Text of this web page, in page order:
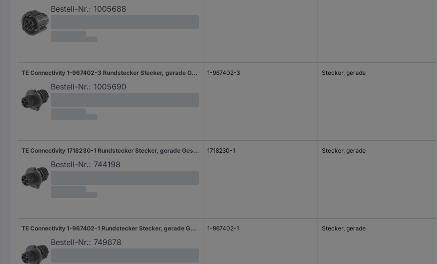
Bestell-Nr.: 1005688
TE Connectivity 1-967402-3 Rundstecker Stecker, gerade Gesamtpolzahl: 2 Serie (Rundsteckverbinder): DIN 72585 1 St.
Bestell-Nr.: 1005690
1-967402-3 Stecker, gerade
TE Connectivity 1718230-1 Rundstecker Stecker, gerade Gesamtpolzahl: 7 Serie (Rundsteckverbinder): DIN 72585 1 St.
Bestell-Nr.: 744198
1718230-1 Stecker, gerade
TE Connectivity 1-967402-1 Rundstecker Stecker, gerade Gesamtpolzahl: 4 Serie (Rundsteckverbinder): DIN 72585 1 St.
Bestell-Nr.: 749678
1-967402-1 Stecker, gerade